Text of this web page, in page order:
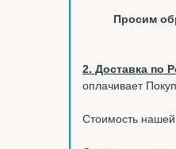
Просим
2. Доставка по
оплачивает
Стоимость нашей